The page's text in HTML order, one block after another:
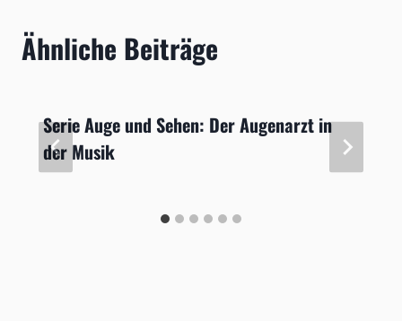
Ähnliche Beiträge
Serie Auge und Sehen: Der Augenarzt in
der Musik